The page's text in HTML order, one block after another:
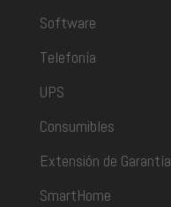
Software
Telefonía
UPS
Consumibles
Extensión de Garantía
SmartHome